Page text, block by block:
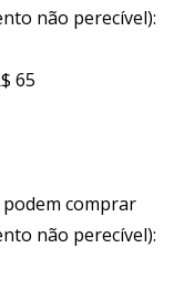
não perecível):
65
comprar
não perecível):